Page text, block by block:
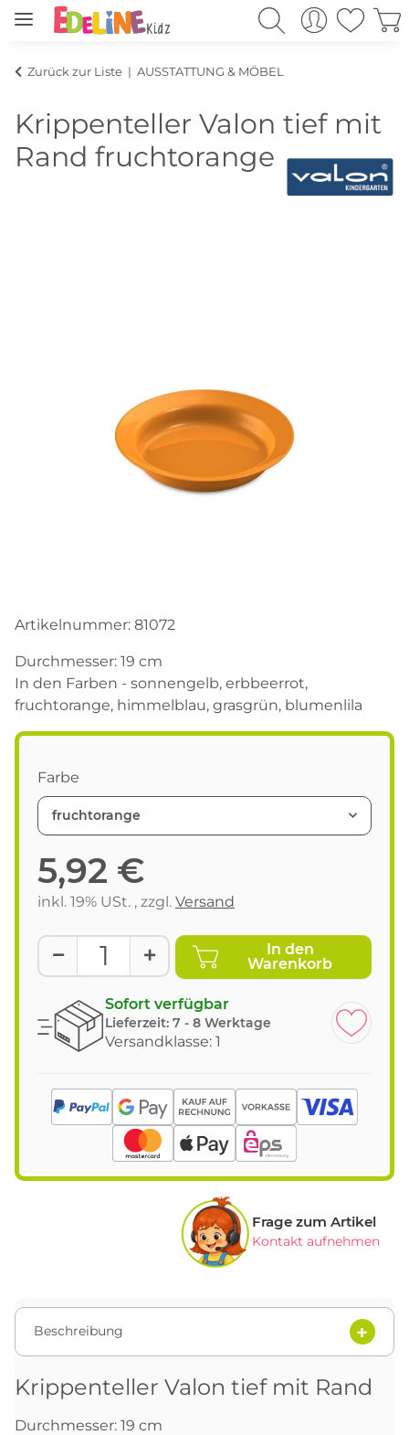
Zurück zur Liste AUSSTATTUNG & MÖBEL
Krippenteller Valon tief mit
Rand fruchtorange
Artikelnummer: 81072
Durchmesser: 19 cm
In den Farben - sonnengelb, erbbeerrot,
fruchtorange, himmelblau, grasgrün, blumenlila
Farbe
fruchtorange
5,92 €
inkl. 19% USt. , zzgl. Versand
In den
Warenkorb
Sofort verfügbar
Lieferzeit: 7 - 8 Werktage
Versandklasse: 1
Frage zum Artikel
Kontakt aufnehmen
Beschreibung
Krippenteller Valon tief mit Rand
Durchmesser: 19 cm